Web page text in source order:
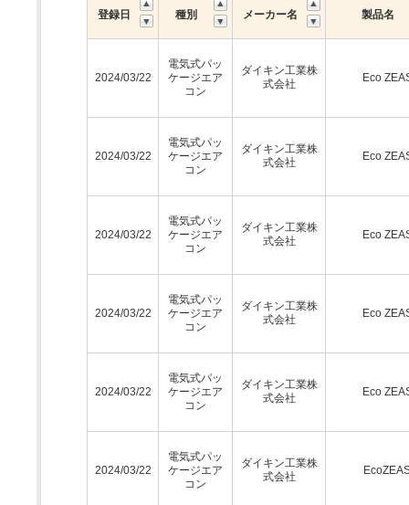
登録日 種別 メーカー名 製品名
2024/03/22
電気式パッ
ケージエア
コン
ダイキン工業株
式会社
Eco
2024/03/22
電気式パッ
ケージエア
コン
ダイキン工業株
式会社
Eco
2024/03/22
電気式パッ
ケージエア
コン
ダイキン工業株
式会社
Eco
2024/03/22
電気式パッ
ケージエア
コン
ダイキン工業株
式会社
Eco
2024/03/22
電気式パッ
ケージエア
コン
ダイキン工業株
式会社
Eco
2024/03/22
電気式パッ
ケージエア
コン
ダイキン工業株
式会社